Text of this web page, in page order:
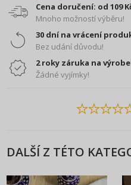
Cena doručení: od 109
Mnoho možností výběru!
30 dní na vrácení
Bez udání důvodu!
2 roky záruka na
Žádné vyjímky!
DALŠÍ Z TÉTO